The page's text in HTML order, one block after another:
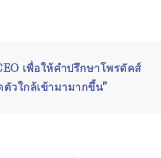
เพื่อให้คำปรึกษาโพรดัคส์
วใกล้เข้ามามากขึ้น”